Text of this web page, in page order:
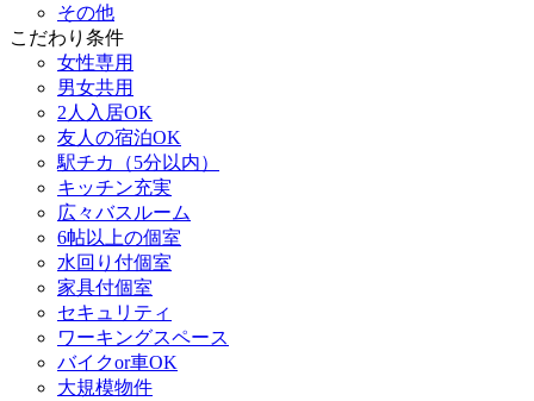
その他
こだわり条件
女性専用
男女共用
2人入居OK
友人の宿泊OK
駅チカ（5分以内）
キッチン充実
広々バスルーム
6帖以上の個室
水回り付個室
家具付個室
セキュリティ
ワーキングスペース
バイクor車OK
大規模物件